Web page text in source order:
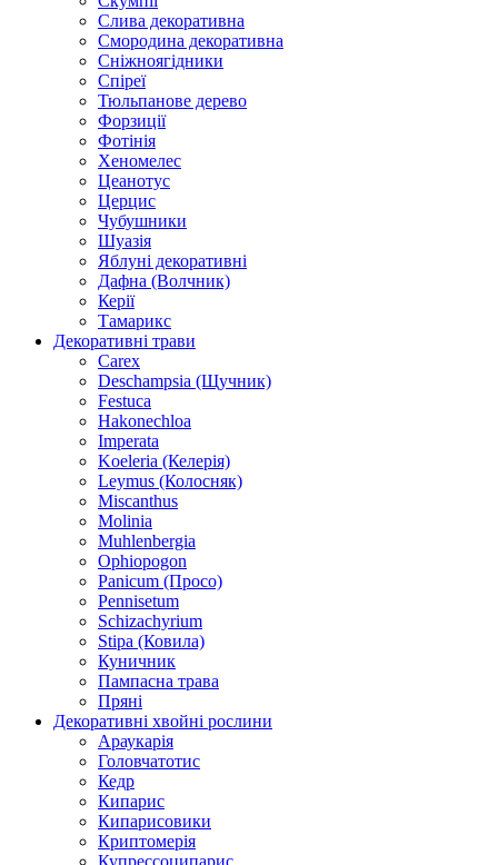
Слива декоративна
Смородина декоративна
Сніжноягідники
Спіреї
Тюльпанове дерево
Форзиції
Фотінія
Хеномелес
Цеанотус
Церцис
Чубушники
Шуазія
Яблуні декоративні
Дафна (Волчник)
Керії
Тамарикс
Декоративні трави
Carex
Deschampsia (Щучник)
Festuca
Hakonechloa
Imperata
Koeleria (Келерія)
Leymus (Колосняк)
Miscanthus
Molinia
Muhlenbergia
Ophiopogon
Panicum (Просо)
Pennisetum
Schizachyrium
Stipa (Ковила)
Куничник
Пампасна трава
Пряні
Декоративні хвойні рослини
Араукарія
Головчатотис
Кедр
Кипарис
Кипарисовики
Криптомерія
Купрессоципарис